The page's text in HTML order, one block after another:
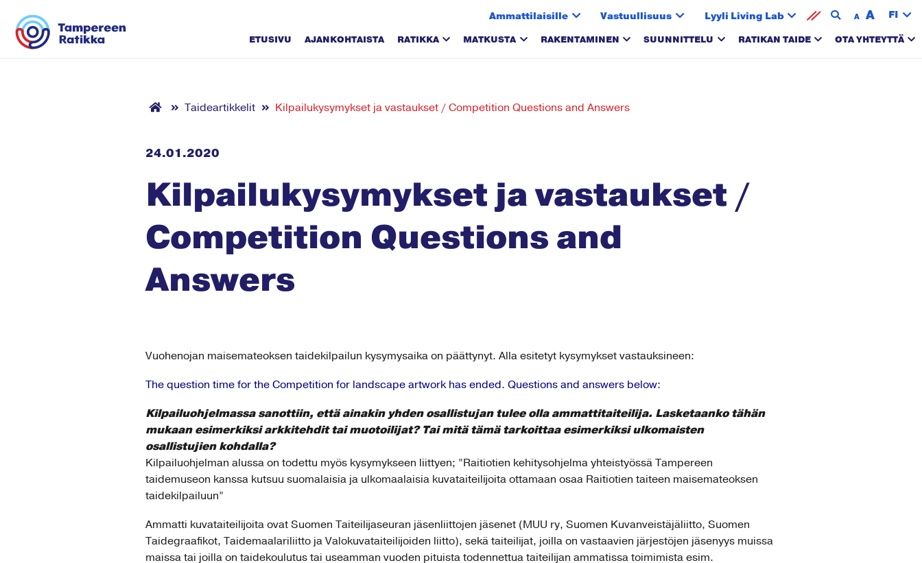
Ammattilaisille Vastuullisuus Lyyli Living Lab A A FI
ETUSIVU AJANKOHTAISTA RATIKKA MATKUSTA RAKENTAMINEN SUUNNITTELU RATIKAN TAIDE OTA YHTEYTTÄ
Taideartikkelit Kilpailukysymykset ja vastaukset / Competition Questions and Answers
24.01.2020
Kilpailukysymykset ja vastaukset /
Competition Questions and
Answers
Vuohenojan maisemateoksen taidekilpailun kysymysaika on päättynyt. Alla esitetyt kysymykset vastauksineen:
The question time for the Competition for landscape artwork has ended. Questions and answers below:
Kilpailuohjelmassa sanottiin, että ainakin yhden osallistujan tulee olla ammattitaiteilija. Lasketaanko tähän
mukaan esimerkiksi arkkitehdit tai muotoilijat? Tai mitä tämä tarkoittaa esimerkiksi ulkomaisten
osallistujien kohdalla?
Kilpailuohjelman alussa on todettu myös kysymykseen liittyen; ”Raitiotien kehitysohjelma yhteistyössä Tampereen
taidemuseon kanssa kutsuu suomalaisia ja ulkomaalaisia kuvataiteilijoita ottamaan osaa Raitiotien taiteen maisemateoksen
taidekilpailuun”
Ammatti kuvataiteilijoita ovat Suomen Taiteilijaseuran jäsenliittojen jäsenet (MUU ry, Suomen Kuvanveistäjäliitto, Suomen
Taidegraafikot, Taidemaalariliitto ja Valokuvataiteilijoiden liitto), sekä taiteilijat, joilla on vastaavien järjestöjen jäsenyys muissa
maissa tai joilla on taidekoulutus tai useamman vuoden pituista todennettua taiteilijan ammatissa toimimista esim.